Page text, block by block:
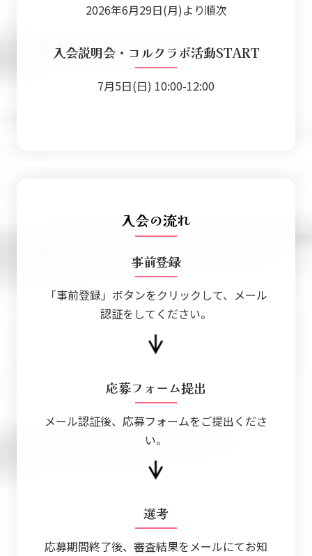
2026年6月29日(月)より順次
入会説明会・コルクラボ活動START
7月5日(日) 10:00-12:00
入会の流れ
事前登録
「事前登録」ボタンをクリックして、メール
認証をしてください。
応募フォーム提出
メール認証後、応募フォームをご提出くださ
い。
選考
応募期間終了後、審査結果をメールにてお知